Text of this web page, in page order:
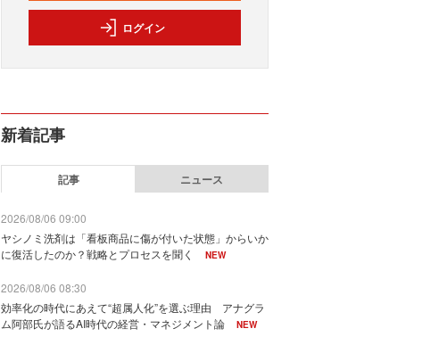
ログイン
新着記事
記事 ニュース
2026/08/06 09:00
ヤシノミ洗剤は「看板商品に傷が付いた状態」からいか
に復活したのか？戦略とプロセスを聞く
NEW
2026/08/06 08:30
効率化の時代にあえて“超属人化”を選ぶ理由 アナグラ
ム阿部氏が語るAI時代の経営・マネジメント論
NEW